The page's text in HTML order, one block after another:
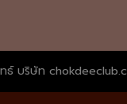
ธ์ บริษัท